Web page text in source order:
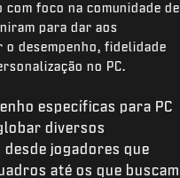
foco na comunidade de
para dar aos
o desempenho, fidelidade
no PC.
específicas para PC
diversos
jogadores que
até os que buscam